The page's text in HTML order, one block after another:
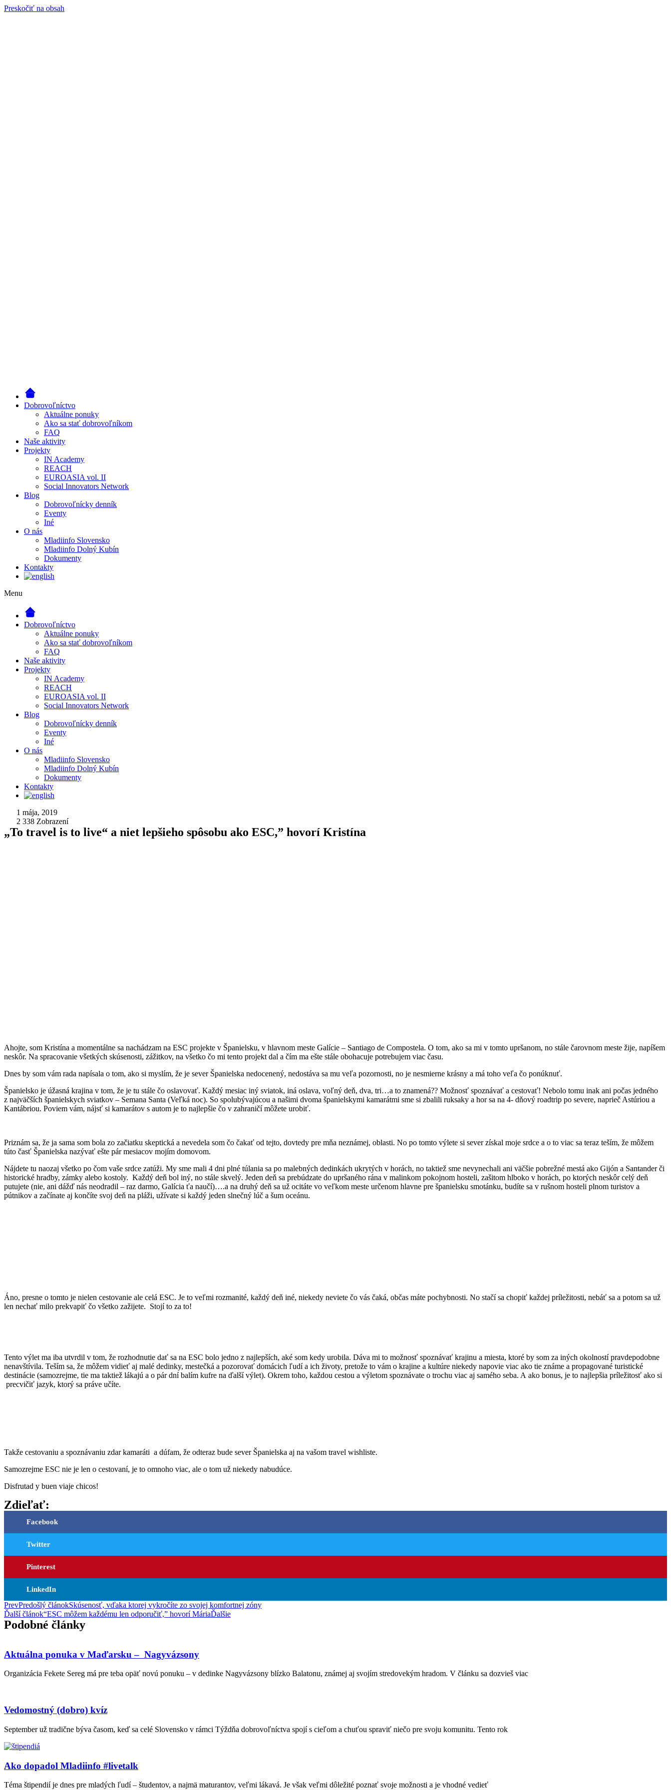
Preskočiť na obsah
Dobrovoľníctvo
Aktuálne ponuky
Ako sa stať dobrovoľníkom
FAQ
Naše aktivity
Projekty
IN Academy
REACH
EUROASIA vol. II
Social Innovators Network
Blog
Dobrovoľnícky denník
Eventy
Iné
O nás
Mladiinfo Slovensko
Mladiinfo Dolný Kubín
Dokumenty
Kontakty
Menu
Dobrovoľníctvo
Aktuálne ponuky
Ako sa stať dobrovoľníkom
FAQ
Naše aktivity
Projekty
IN Academy
REACH
EUROASIA vol. II
Social Innovators Network
Blog
Dobrovoľnícky denník
Eventy
Iné
O nás
Mladiinfo Slovensko
Mladiinfo Dolný Kubín
Dokumenty
Kontakty
1 mája, 2019
2 338 Zobrazení
„To travel is to live“ a niet lepšieho spôsobu ako ESC,” hovorí Kristína
Ahojte, som Kristína a momentálne sa nachádzam na ESC projekte v Španielsku, v hlavnom meste Galície – Santiago de Compostela. O tom, ako sa mi v tomto upršanom, no stále čarovnom meste žije, napíšem
neskôr. Na spracovanie všetkých skúsenosti, zážitkov, na všetko čo mi tento projekt dal a čím ma ešte stále obohacuje potrebujem viac času.
Dnes by som vám rada napísala o tom, ako si myslím, že je sever Španielska nedocenený, nedostáva sa mu veľa pozornosti, no je nesmierne krásny a má toho veľa čo ponúknuť.
Španielsko je úžasná krajina v tom, že je tu stále čo oslavovať. Každý mesiac iný sviatok, iná oslava, voľný deň, dva, tri…a to znamená?? Možnosť spoznávať a cestovať! Nebolo tomu inak ani počas jedného
z najväčších španielskych sviatkov – Semana Santa (Veľká noc). So spolubývajúcou a našimi dvoma španielskymi kamarátmi sme si zbalili ruksaky a hor sa na 4- dňový roadtrip po severe, naprieč Astúriou a
Kantábriou. Poviem vám, nájsť si kamarátov s autom je to najlepšie čo v zahraničí môžete urobiť.
Priznám sa, že ja sama som bola zo začiatku skeptická a nevedela som čo čakať od tejto, dovtedy pre mňa neznámej, oblasti. No po tomto výlete si sever získal moje srdce a o to viac sa teraz teším, že môžem
túto časť Španielska nazývať ešte pár mesiacov mojím domovom.
Nájdete tu naozaj všetko po čom vaše srdce zatúži. My sme mali 4 dni plné túlania sa po malebných dedinkách ukrytých v horách, no taktiež sme nevynechali ani väčšie pobrežné mestá ako Gijón a Santander či
historické hradby, zámky alebo kostoly. Každý deň bol iný, no stále skvelý. Jeden deň sa prebúdzate do upršaného rána v malinkom pokojnom hosteli, zašitom hlboko v horách, po ktorých neskôr celý deň
putujete (nie, ani dážď nás neodradil – raz darmo, Galícia ťa naučí)….a na druhý deň sa už ocitáte vo veľkom meste určenom hlavne pre španielsku smotánku, budíte sa v rušnom hosteli plnom turistov a
pútnikov a začínate aj končíte svoj deň na pláži, užívate si každý jeden slnečný lúč a šum oceánu.
Áno, presne o tomto je nielen cestovanie ale celá ESC. Je to veľmi rozmanité, každý deň iné, niekedy neviete čo vás čaká, občas máte pochybnosti. No stačí sa chopiť každej príležitosti, nebáť sa a potom sa už
len nechať milo prekvapiť čo všetko zažijete. Stojí to za to!
Tento výlet ma iba utvrdil v tom, že rozhodnutie dať sa na ESC bolo jedno z najlepších, aké som kedy urobila. Dáva mi to možnosť spoznávať krajinu a miesta, ktoré by som za iných okolností pravdepodobne
nenavštívila. Teším sa, že môžem vidieť aj malé dedinky, mestečká a pozorovať domácich ľudí a ich životy, pretože to vám o krajine a kultúre niekedy napovie viac ako tie známe a propagované turistické
destinácie (samozrejme, tie ma taktiež lákajú a o pár dní balím kufre na ďalší výlet). Okrem toho, každou cestou a výletom spoznávate o trochu viac aj samého seba. A ako bonus, je to najlepšia príležitosť ako si
precvičiť jazyk, ktorý sa práve učíte.
Takže cestovaniu a spoznávaniu zdar kamaráti a dúfam, že odteraz bude sever Španielska aj na vašom travel wishliste.
Samozrejme ESC nie je len o cestovaní, je to omnoho viac, ale o tom už niekedy nabudúce.
Disfrutad y buen viaje chicos!
Zdieľať:
Facebook
Twitter
Pinterest
LinkedIn
PrevPredošlý článokSkúsenosť, vďaka ktorej vykročíte zo svojej komfortnej zóny
Ďalší článok“ESC môžem každému len odporučiť,” hovorí MáriaĎalšie
Podobné články
Aktuálna ponuka v Maďarsku – Nagyvázsony
Organizácia Fekete Sereg má pre teba opäť novú ponuku – v dedinke Nagyvázsony blízko Balatonu, známej aj svojím stredovekým hradom. V článku sa dozvieš viac
Vedomostný (dobro) kvíz
September už tradične býva časom, keď sa celé Slovensko v rámci Týždňa dobrovoľníctva spojí s cieľom a chuťou spraviť niečo pre svoju komunitu. Tento rok
Ako dopadol Mladiinfo #livetalk
Téma štipendií je dnes pre mladých ľudí – študentov, a najmä maturantov, veľmi lákavá. Je však veľmi dôležité poznať svoje možnosti a je vhodné vedieť